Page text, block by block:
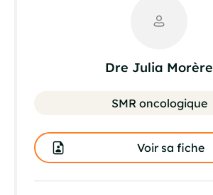
Dre Julia Morère
SMR oncologique
Voir sa fiche